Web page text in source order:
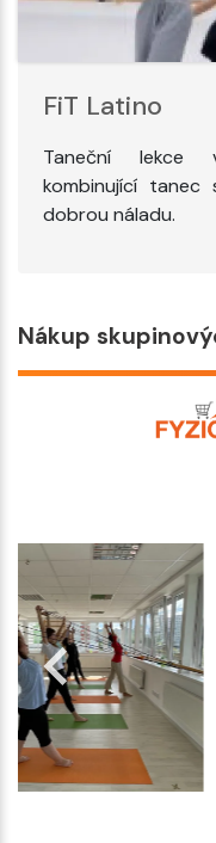
FiT Latino
Taneční lekce
kombinující
dobrou náladu.
Nákup